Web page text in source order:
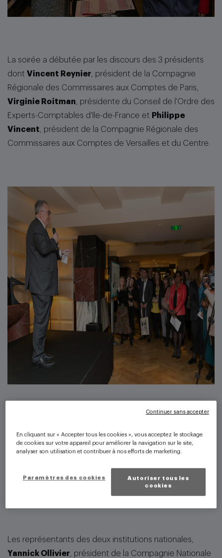
La soirée a débutée par les discours des 3 présidents
dont Vincent Reynier , président de la Compagnie
Régionale des Commissaires aux Comptes de Paris,
Virginie Roitman , présidente du Conseil de l'Ordre des
Experts-Comptables d'Ile-de-France et Philippe
Vincent , président de la Compagnie Régionale des
Commissaires aux Comptes de Versailles et du Centre.
« La réussite ne peut être réservée à une certaine
catégorie sociale, mais doit s’ouvrir à toutes les
personnes qui ont envie de se transcender et de
destinées »
Vincent Reynier, président de la CRCC de Paris
Les représentants des deux institutions nationales,
Yannick Ollivier , président de la Compagnie Nationale
En cliquant sur « Accepter tous les cookies », vous acceptez le stockage
de cookies sur votre appareil pour améliorer la navigation sur le site,
analyser son utilisation et contribuer à nos efforts de marketing.
Autoriser tous les
cookies
Paramètres des cookies
Continuer sans accepter